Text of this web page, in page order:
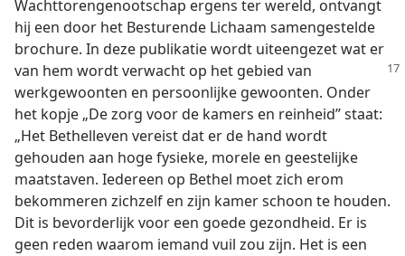
Wachttorengenootschap ergens ter wereld, ontvangt
hij een door het Besturende Lichaam samengestelde
brochure. In deze publikatie wordt uiteengezet wat er
van hem wordt verwacht op het gebied van
werkgewoonten en persoonlijke gewoonten. Onder
het kopje „De zorg voor de kamers en reinheid” staat:
„Het Bethelleven vereist dat er de hand wordt
gehouden aan hoge fysieke, morele en geestelijke
maatstaven. Iedereen op Bethel moet zich erom
bekommeren zichzelf en zijn kamer schoon te houden.
Dit is bevorderlijk voor een goede gezondheid. Er is
geen reden waarom iemand vuil zou zijn. Het is een